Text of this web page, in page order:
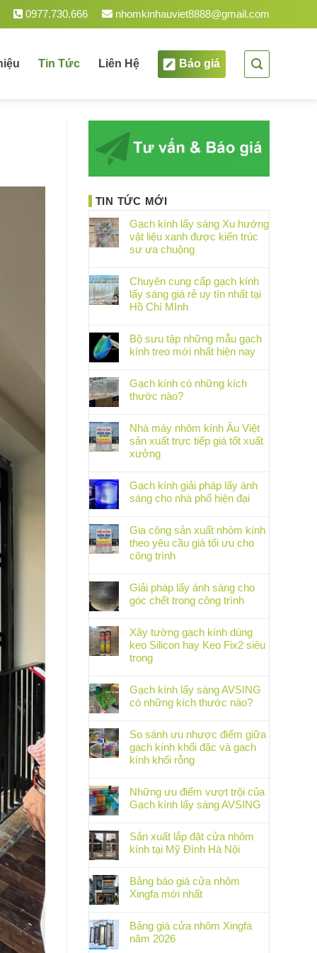
0977.730.666 nhomkinhauviet8888@gmail.com
Tin Tức Liên Hệ Báo giá
TIN TỨC MỚI
Gạch kính lấy sáng Xu hướng
vật liệu xanh được kiến trúc
sư ưa chuộng
Chuyên cung cấp gạch kính
lấy sáng giá rẻ uy tín nhất tại
Hồ Chí MInh
Bộ sưu tập những mẫu gạch
kính treo mới nhất hiện nay
Gạch kính có những kích
thước nào?
Nhà máy nhôm kính Âu Việt
sản xuất trực tiếp giá tốt xuất
xưởng
Gạch kính giải pháp lấy ánh
sáng cho nhà phố hiện đại
Gia công sản xuất nhôm kính
theo yêu cầu giá tối ưu cho
công trình
Giải pháp lấy ánh sáng cho
góc chết trong công trình
Xây tường gạch kính dùng
keo Silicon hay Keo Fix2 siêu
trong
Gạch kính lấy sáng AVSING
có những kích thước nào?
So sánh ưu nhược điểm giữa
gạch kính khối đặc và gạch
kính khối rỗng
Những ưu điểm vượt trội của
Gạch kính lấy sáng AVSING
Sản xuất lắp đặt cửa nhôm
kính tại Mỹ Đình Hà Nội
Bảng báo giá cửa nhôm
Xingfa mới nhất
Bảng giá cửa nhôm Xingfa
năm 2026